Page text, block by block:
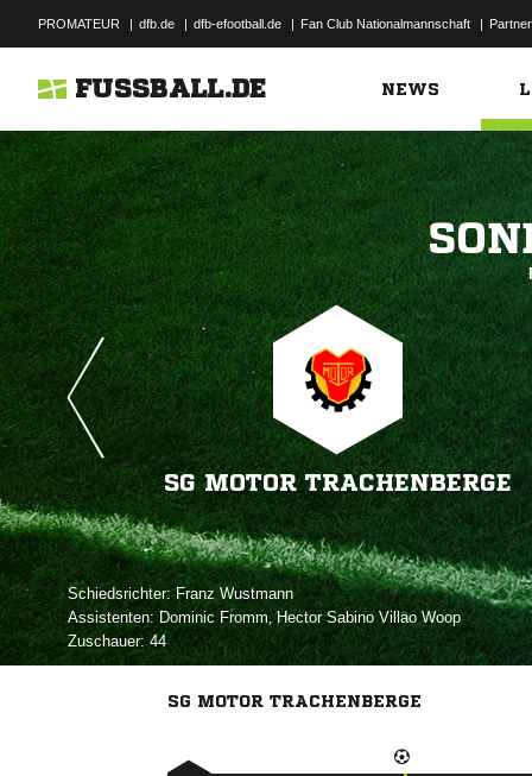
PROMATEUR | dfb.de | dfb-efootball.de | Fan Club Nationalmannschaft | Partner
FUSSBALL.DE NEWS
SG MOTOR TRACHENBERGE
Schiedsrichter: 
Assistenten: ,    
Zuschauer:44
SG MOTOR TRACHENBERGE